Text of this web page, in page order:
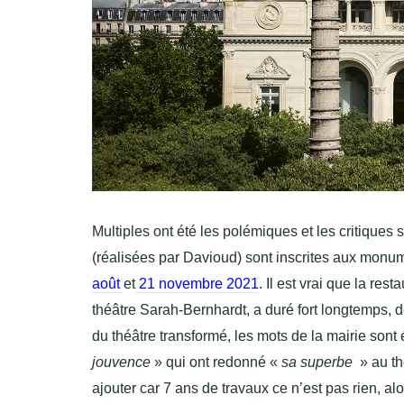
Multiples ont été les polémiques et les critiques
(réalisées par Davioud) sont inscrites aux
aoûtet21 novembre 2021. Il est vrai que la
théâtre Sarah-Bernhardt, a duré fort longtemps,
du théâtre transformé, les mots de la mairie
jouvence » qui ont redonné « sa superbe » au
ajouter car 7 ans de travaux ce n’est pas rien,